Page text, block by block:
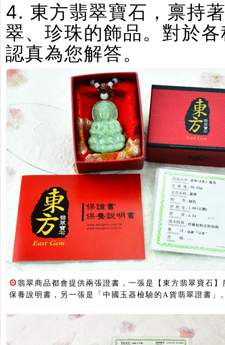
4. 東方翡翠寶石，禀持
翠、珍珠的飾品。對於
認真為您解答。
⊙翡翠商品都會提供兩張證書，一張是【東方翡翠寶石
保養說明書，另一張是「中國玉器檢驗的A貨翡翠證書」